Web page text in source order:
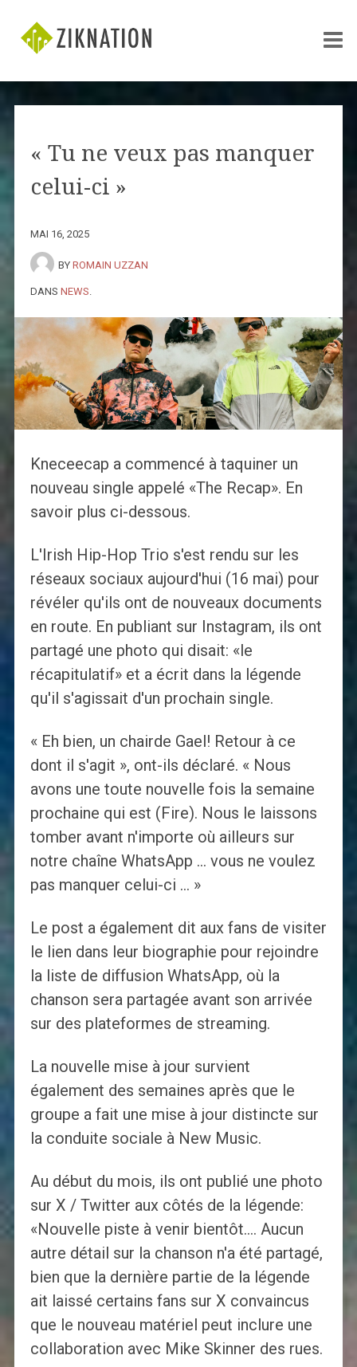
« Tu ne veux pas manquer
celui-ci »
MAI 16, 2025
BY ROMAIN UZZAN
DANS NEWS
Kneceecap a commencé à taquiner un
nouveau single appelé «The Recap». En
savoir plus ci-dessous.
L'Irish Hip-Hop Trio s'est rendu sur les
réseaux sociaux aujourd'hui (16 mai) pour
révéler qu'ils ont de nouveaux documents
en route. En publiant sur Instagram, ils ont
partagé une photo qui disait: «le
récapitulatif» et a écrit dans la légende
qu'il s'agissait d'un prochain single.
« Eh bien, un chairde Gael! Retour à ce
dont il s'agit », ont-ils déclaré. « Nous
avons une toute nouvelle fois la semaine
prochaine qui est (Fire). Nous le laissons
tomber avant n'importe où ailleurs sur
notre chaîne WhatsApp … vous ne voulez
pas manquer celui-ci … »
Le post a également dit aux fans de visiter
le lien dans leur biographie pour rejoindre
la liste de diffusion WhatsApp, où la
chanson sera partagée avant son arrivée
sur des plateformes de streaming.
La nouvelle mise à jour survient
également des semaines après que le
groupe a fait une mise à jour distincte sur
la conduite sociale à New Music.
Au début du mois, ils ont publié une photo
sur X / Twitter aux côtés de la légende:
«Nouvelle piste à venir bientôt…. Aucun
autre détail sur la chanson n'a été partagé,
bien que la dernière partie de la légende
ait laissé certains fans sur X convaincus
que le nouveau matériel peut inclure une
collaboration avec Mike Skinner des rues.